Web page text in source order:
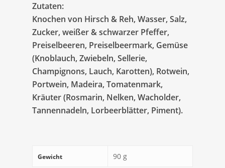
Zutaten:
Knochen von Hirsch & Reh, Wasser, Salz,
Zucker, weißer & schwarzer Pfeffer,
Preiselbeeren, Preiselbeermark, Gemüse
(Knoblauch, Zwiebeln, Sellerie,
Champignons, Lauch, Karotten), Rotwein,
Portwein, Madeira, Tomatenmark,
Kräuter (Rosmarin, Nelken, Wacholder,
Tannennadeln, Lorbeerblätter, Piment).
Gewicht 90 g